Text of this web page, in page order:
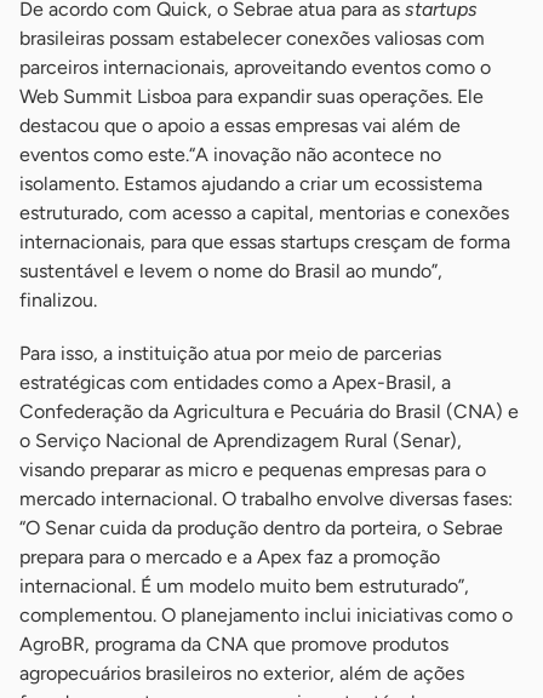
De acordo com Quick, o Sebrae atua para as startups
brasileiras possam estabelecer conexões valiosas com
parceiros internacionais, aproveitando eventos como o
Web Summit Lisboa para expandir suas operações. Ele
destacou que o apoio a essas empresas vai além de
eventos como este.“A inovação não acontece no
isolamento. Estamos ajudando a criar um ecossistema
estruturado, com acesso a capital, mentorias e conexões
internacionais, para que essas startups cresçam de forma
sustentável e levem o nome do Brasil ao mundo”,
finalizou.
Para isso, a instituição atua por meio de parcerias
estratégicas com entidades como a Apex-Brasil, a
Confederação da Agricultura e Pecuária do Brasil (CNA) e
o Serviço Nacional de Aprendizagem Rural (Senar),
visando preparar as micro e pequenas empresas para o
mercado internacional. O trabalho envolve diversas fases:
“O Senar cuida da produção dentro da porteira, o Sebrae
prepara para o mercado e a Apex faz a promoção
internacional. É um modelo muito bem estruturado”,
complementou. O planejamento inclui iniciativas como o
AgroBR, programa da CNA que promove produtos
agropecuários brasileiros no exterior, além de ações